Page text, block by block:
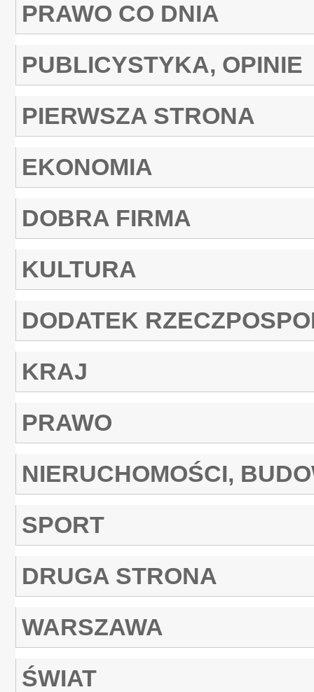
PRAWO CO DNIA
PUBLICYSTYKA, OPINIE
PIERWSZA STRONA
EKONOMIA
DOBRA FIRMA
KULTURA
DODATEK
KRAJ
PRAWO
NIERUCHOMOŚCI,
SPORT
DRUGA STRONA
WARSZAWA
ŚWIAT